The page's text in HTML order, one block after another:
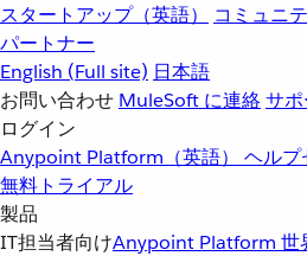
スタートアップ（英語）
コミュニ
パートナー
English (Full site) 日本語
お問い合わせ MuleSoft に連絡サ
ログイン
Anypoint Platform（英語） ヘルプ
無料トライアル
製品
IT担当者向けAnypoint Platform 世